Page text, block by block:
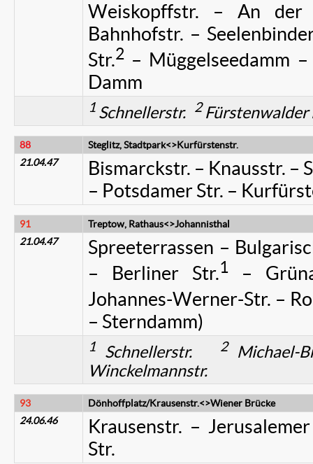
Weiskopffstr. – An der
Bahnhofstr. –
Str.2 – Müggelseedamm
Damm
1 Schnellerstr. 2Fürstenwalder
88
Steglitz, Stadtpark<>Kurfürstenstr.
21.04.47
Bismarckstr. – Knausstr. –
– Potsdamer Str. –
91
Treptow, Rathaus<>Johannisthal
21.04.47
Spreeterrassen –
– Berliner Str.1 –
Johannes-Werner-Str. –
– Sterndamm)
1 Schnellerstr. 2Michael-
Winckelmannstr.
93
Dönhoffplatz/Krausenstr.<>Wiener Brücke
24.06.46
Krausenstr. –
Str.